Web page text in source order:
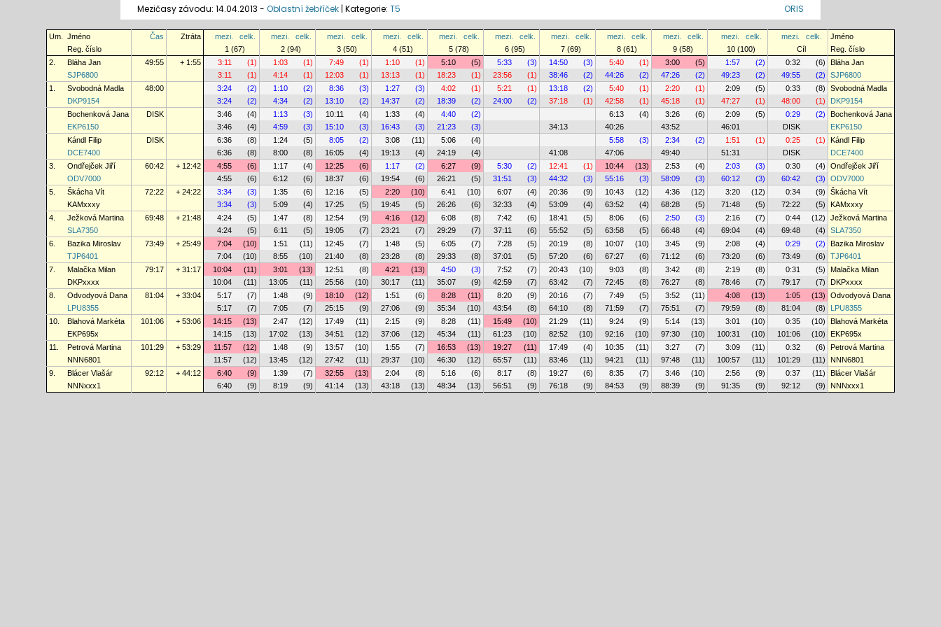
Mezičasy závodu: 14.04.2013 - Oblastní žebříček | Kategorie: T5 ORIS
Um. Jméno Čas Ztráta mezi. celk. mezi. celk. mezi. celk. mezi. celk. mezi. celk. mezi. celk. mezi. celk. mezi. celk. mezi. celk. mezi. celk. mezi. celk.
Jméno
Reg. číslo
1 (67) 2 (94) 3 (50) 4 (51) 5 (78) 6 (95) 7 (69) 8 (61) 9 (58) 10 (100) Cíl
Reg. číslo
2.
Bláha Jan 49:55 + 1:55 3:11 (1) 1:03 (1) 7:49 (1) 1:10 (1) 5:10 (5) 5:33 (3) 14:50 (3) 5:40 (1) 3:00 (5) 1:57 (2) 0:32 (6)
Bláha Jan
SJP6800
3:11 (1) 4:14 (1) 12:03 (1) 13:13 (1) 18:23 (1) 23:56 (1) 38:46 (2) 44:26 (2) 47:26 (2) 49:23 (2) 49:55 (2)
SJP6800
1.
Svobodná Madla 48:00 3:24 (2) 1:10 (2) 8:36 (3) 1:27 (3) 4:02 (1) 5:21 (1) 13:18 (2) 5:40 (1) 2:20 (1) 2:09 (5) 0:33 (8)
Svobodná Madla
DKP9154
3:24 (2) 4:34 (2) 13:10 (2) 14:37 (2) 18:39 (2) 24:00 (2) 37:18 (1) 42:58 (1) 45:18 (1) 47:27 (1) 48:00 (1)
DKP9154
Bochenková Jana
DISK 3:46 (4) 1:13 (3) 10:11 (4) 1:33 (4) 4:40 (2) 6:13 (4) 3:26 (6) 2:09 (5) 0:29 (2)
Bochenková Jana
EKP6150
3:46 (4) 4:59 (3) 15:10 (3) 16:43 (3) 21:23 (3) 34:13 40:26 43:52 46:01 DISK
EKP6150
Kándl Filip
DISK 6:36 (8) 1:24 (5) 8:05 (2) 3:08 (11) 5:06 (4) 5:58 (3) 2:34 (2) 1:51 (1) 0:25 (1)
Kándl Filip
DCE7400
6:36 (8) 8:00 (8) 16:05 (4) 19:13 (4) 24:19 (4) 41:08 47:06 49:40 51:31 DISK
DCE7400
3.
Ondřejček Jiří 60:42 + 12:42 4:55 (6) 1:17 (4) 12:25 (6) 1:17 (2) 6:27 (9) 5:30 (2) 12:41 (1) 10:44 (13) 2:53 (4) 2:03 (3) 0:30 (4)
Ondřejček Jiří
ODV7000
4:55 (6) 6:12 (6) 18:37 (6) 19:54 (6) 26:21 (5) 31:51 (3) 44:32 (3) 55:16 (3) 58:09 (3) 60:12 (3) 60:42 (3)
ODV7000
5.
Škácha Vít 72:22 + 24:22 3:34 (3) 1:35 (6) 12:16 (5) 2:20 (10) 6:41 (10) 6:07 (4) 20:36 (9) 10:43 (12) 4:36 (12) 3:20 (12) 0:34 (9)
Škácha Vít
KAMxxxy
3:34 (3) 5:09 (4) 17:25 (5) 19:45 (5) 26:26 (6) 32:33 (4) 53:09 (4) 63:52 (4) 68:28 (5) 71:48 (5) 72:22 (5)
KAMxxxy
4.
Ježková Martina 69:48 + 21:48 4:24 (5) 1:47 (8) 12:54 (9) 4:16 (12) 6:08 (8) 7:42 (6) 18:41 (5) 8:06 (6) 2:50 (3) 2:16 (7) 0:44 (12)
Ježková Martina
SLA7350
4:24 (5) 6:11 (5) 19:05 (7) 23:21 (7) 29:29 (7) 37:11 (6) 55:52 (5) 63:58 (5) 66:48 (4) 69:04 (4) 69:48 (4)
SLA7350
6.
Bazika Miroslav 73:49 + 25:49 7:04 (10) 1:51 (11) 12:45 (7) 1:48 (5) 6:05 (7) 7:28 (5) 20:19 (8) 10:07 (10) 3:45 (9) 2:08 (4) 0:29 (2)
Bazika Miroslav
TJP6401
7:04 (10) 8:55 (10) 21:40 (8) 23:28 (8) 29:33 (8) 37:01 (5) 57:20 (6) 67:27 (6) 71:12 (6) 73:20 (6) 73:49 (6)
TJP6401
7.
Malačka Milan 79:17 + 31:17 10:04 (11) 3:01 (13) 12:51 (8) 4:21 (13) 4:50 (3) 7:52 (7) 20:43 (10) 9:03 (8) 3:42 (8) 2:19 (8) 0:31 (5)
Malačka Milan
DKPxxxx
10:04 (11) 13:05 (11) 25:56 (10) 30:17 (11) 35:07 (9) 42:59 (7) 63:42 (7) 72:45 (8) 76:27 (8) 78:46 (7) 79:17 (7)
DKPxxxx
8.
Odvodyová Dana 81:04 + 33:04 5:17 (7) 1:48 (9) 18:10 (12) 1:51 (6) 8:28 (11) 8:20 (9) 20:16 (7) 7:49 (5) 3:52 (11) 4:08 (13) 1:05 (13)
Odvodyová Dana
LPU8355
5:17 (7) 7:05 (7) 25:15 (9) 27:06 (9) 35:34 (10) 43:54 (8) 64:10 (8) 71:59 (7) 75:51 (7) 79:59 (8) 81:04 (8)
LPU8355
10.
Blahová Markéta 101:06 + 53:06 14:15 (13) 2:47 (12) 17:49 (11) 2:15 (9) 8:28 (11) 15:49 (10) 21:29 (11) 9:24 (9) 5:14 (13) 3:01 (10) 0:35 (10)
Blahová Markéta
EKP695x
14:15 (13) 17:02 (13) 34:51 (12) 37:06 (12) 45:34 (11) 61:23 (10) 82:52 (10) 92:16 (10) 97:30 (10) 100:31 (10) 101:06 (10)
EKP695x
11.
Petrová Martina 101:29 + 53:29 11:57 (12) 1:48 (9) 13:57 (10) 1:55 (7) 16:53 (13) 19:27 (11) 17:49 (4) 10:35 (11) 3:27 (7) 3:09 (11) 0:32 (6)
Petrová Martina
NNN6801
11:57 (12) 13:45 (12) 27:42 (11) 29:37 (10) 46:30 (12) 65:57 (11) 83:46 (11) 94:21 (11) 97:48 (11) 100:57 (11) 101:29 (11)
NNN6801
9.
Blácer Vlašár 92:12 + 44:12 6:40 (9) 1:39 (7) 32:55 (13) 2:04 (8) 5:16 (6) 8:17 (8) 19:27 (6) 8:35 (7) 3:46 (10) 2:56 (9) 0:37 (11)
Blácer Vlašár
NNNxxx1
6:40 (9) 8:19 (9) 41:14 (13) 43:18 (13) 48:34 (13) 56:51 (9) 76:18 (9) 84:53 (9) 88:39 (9) 91:35 (9) 92:12 (9) NNNxxx1